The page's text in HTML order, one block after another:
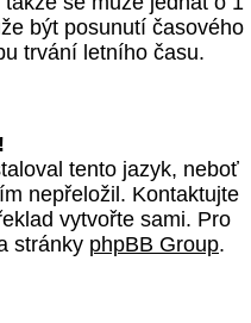
být posunutí časového
trvání letního času.
tento jazyk, neboť
nepřeložil. Kontaktujte
vytvořte sami. Pro
stránky phpBB Group.